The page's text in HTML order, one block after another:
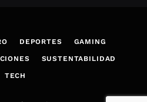
DEPORTES GAMING
SUSTENTABILIDAD
TECH